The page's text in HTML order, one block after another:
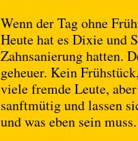
Wenn der Tag ohne
Heute hat es Dixie und
Zahnsanierung hatten.
geheuer. Kein
viele fremde Leute,
sanftmütig und lassen
und was eben sein muss.